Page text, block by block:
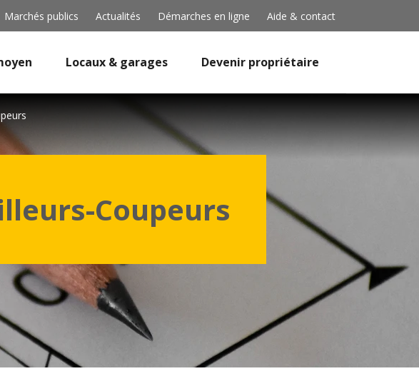
Marchés publics Actualités Démarches en ligne Aide & contact
Locaux & garages Devenir propriétaire
Coupeurs